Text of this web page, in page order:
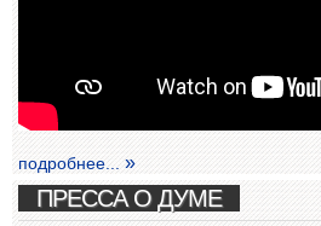
подробнее...
ПРЕССА О ДУМЕ